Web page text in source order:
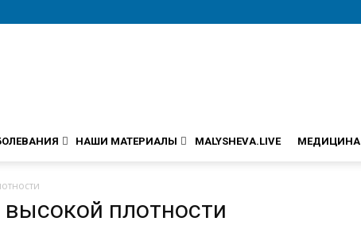
НАШИ МАТЕРИАЛЫ MALYSHEVA.LIVE МЕДИЦИНА
плотности